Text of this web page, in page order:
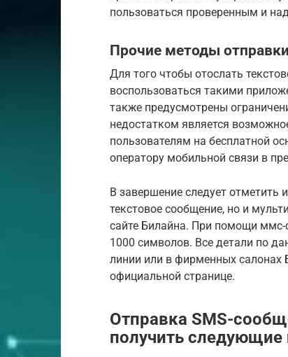
пользоваться проверенным и
Прочие методы
Для того чтобы отослать
воспользоваться такими
также предусмотрены
недостатком является
пользователям на бесплатной
оператору мобильной связи в
В завершение следует отметить
текстовое сообщение, но и
сайте Билайна. При помощи
1000 символов. Все детали по
линии или в фирменных салонах
официальной странице.
Отправка SMS-
получить